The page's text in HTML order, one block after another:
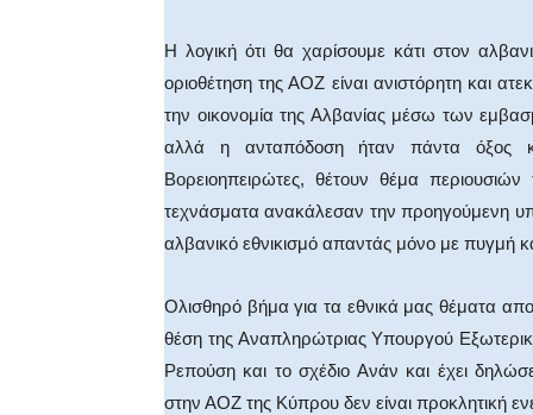
Η λογική ότι θα χαρίσουμε κάτι στον
οριοθέτηση της ΑΟΖ είναι ανιστόρητη και
την οικονομία της Αλβανίας μέσω των
αλλά η ανταπόδοση ήταν πάντα όξος
Βορειοηπειρώτες, θέτουν θέμα
τεχνάσματα ανακάλεσαν την προηγούμενη
αλβανικό εθνικισμό απαντάς μόνο με πυγμή
Ολισθηρό βήμα για τα εθνικά μας θέματα
θέση της Αναπληρώτριας Υπουργού
Ρεπούση και το σχέδιο Ανάν και έχει
στην ΑΟΖ της Κύπρου δεν είναι προκλητική